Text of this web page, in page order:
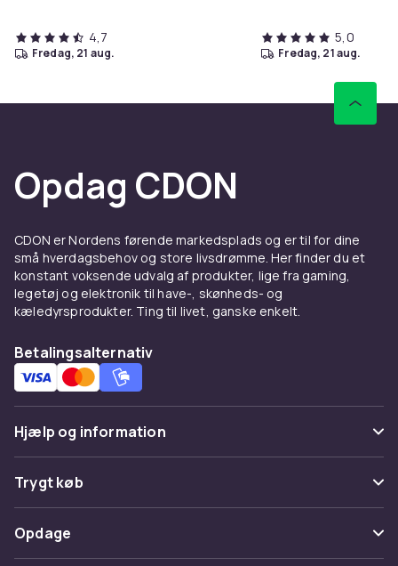
4,7
fredag, 21 aug.
5,0
fredag, 21 aug.
Opdag CDON
CDON er Nordens førende markedsplads og er til for dine
små hverdagsbehov og store livsdrømme. Her finder du et
konstant voksende udvalg af produkter, lige fra gaming,
legetøj og elektronik til have-, skønheds- og
kæledyrsprodukter. Ting til livet, ganske enkelt.
Betalingsalternativ
Hjælp og information
Ofte stillede spørgsmål
Spor pakke
Fortryd & returner her
Trygt køb
Betaling
Levering
Opdage